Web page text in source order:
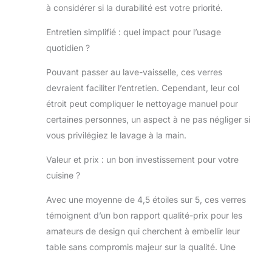
fabriqué par des artisans
soigneusement formés et dévoués à
leur travail. Grâce à cela, notre
ensemble a un sentiment
soit l'occasion.
à considérer si la durabilité est votre priorité.
Entretien simplifié : quel impact pour l’usage
quotidien ?
Pouvant passer au lave-vaisselle, ces verres
devraient faciliter l’entretien. Cependant, leur col
étroit peut compliquer le nettoyage manuel pour
certaines personnes, un aspect à ne pas négliger si
vous privilégiez le lavage à la main.
Valeur et prix : un bon investissement pour votre
cuisine ?
Avec une moyenne de 4,5 étoiles sur 5, ces verres
témoignent d’un bon rapport qualité-prix pour les
amateurs de design qui cherchent à embellir leur
table sans compromis majeur sur la qualité. Une